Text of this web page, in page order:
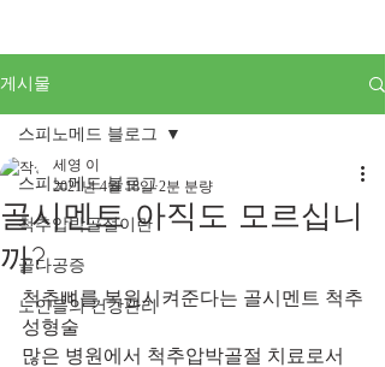
게시물
스피노메드 블로그
척추압박골절이란
골다공증
노인들의 건강관리
스피노메드 블로그
골시멘트 아직도 모르십니
까?
세영 이
2021년 4월 18일 2분 분량
척추뼈를 복원시켜준다는 골시멘트 척추
성형술
많은 병원에서 척추압박골절 치료로서